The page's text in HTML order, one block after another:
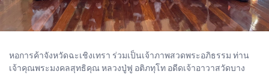
หอการค้าจังหวัดฉะเชิงเทรา ร่วมเป็นเจ้าภาพสวดพระอภิธรรม ท่าน
เจ้าคุณพระมงคลสุทธิคุณ หลวงปู่ฟู อติภทุโท อดีดเจ้าอาวาสวัดบาง